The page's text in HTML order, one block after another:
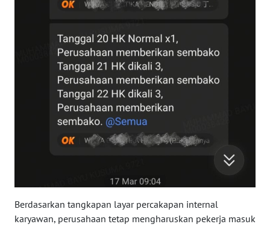
Berdasarkan tangkapan layar percakapan internal
karyawan, perusahaan tetap mengharuskan pekerja masuk
WN
PAPUA